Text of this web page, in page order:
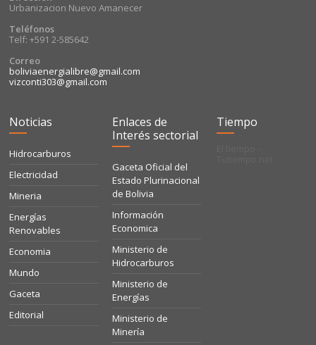
Urbanizacion Nuevo Amanecer
Teléfonos
Telf: +591 2-585642
Correo
boliviaenergialibre@gmail.com
vizconti303@gmail.com
Noticias
Hidrocarburos
Electricidad
Mineria
Energías
Renovables
Economia
Mundo
Gaceta
Editorial
Enlaces de
Interés sectorial
Gaceta Oficial del
Estado Plurinacional
de Bolivia
Información
Economica
Ministerio de
Hidrocarburos
Ministerio de
Energías
Ministerio de
Minería
Tiempo